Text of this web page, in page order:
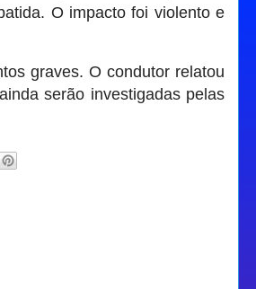
O impacto foi violento e
graves. O condutor relatou
serão investigadas pelas